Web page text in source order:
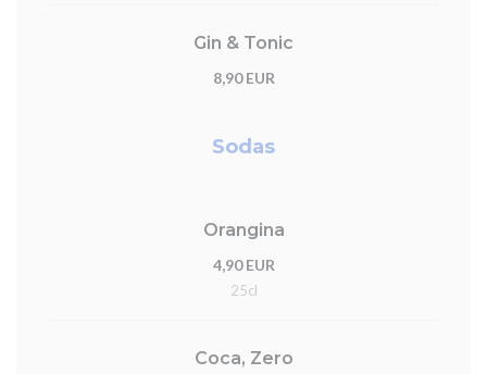
Gin & Tonic
8,90 EUR
Sodas
Orangina
4,90 EUR
25cl
Coca, Zero